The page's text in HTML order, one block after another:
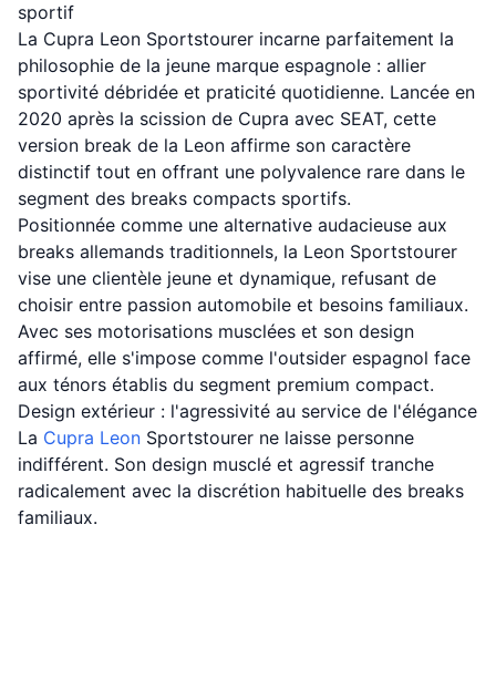
sportif
La Cupra Leon Sportstourer incarne parfaitement la
philosophie de la jeune marque espagnole : allier
sportivité débridée et praticité quotidienne. Lancée en
2020 après la scission de Cupra avec SEAT, cette
version break de la Leon affirme son caractère
distinctif tout en offrant une polyvalence rare dans le
segment des breaks compacts sportifs.
Positionnée comme une alternative audacieuse aux
breaks allemands traditionnels, la Leon Sportstourer
vise une clientèle jeune et dynamique, refusant de
choisir entre passion automobile et besoins familiaux.
Avec ses motorisations musclées et son design
affirmé, elle s'impose comme l'outsider espagnol face
aux ténors établis du segment premium compact.
Design extérieur : l'agressivité au service de l'élégance
La Cupra Leon Sportstourer ne laisse personne
indifférent. Son design musclé et agressif tranche
radicalement avec la discrétion habituelle des breaks
familiaux.